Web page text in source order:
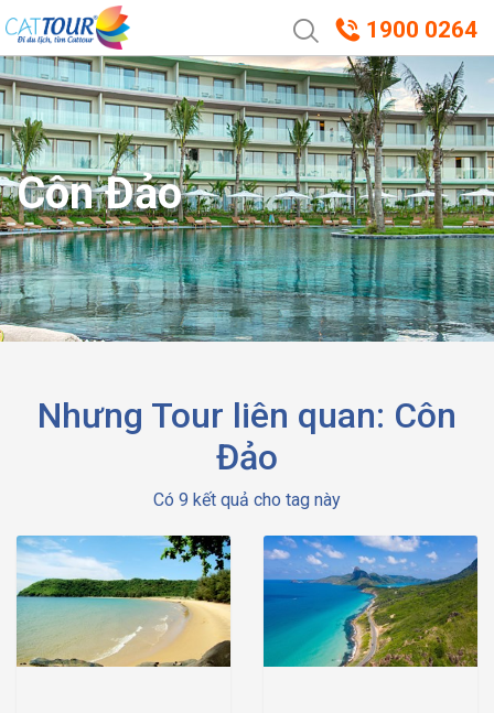
1900 0264
Côn Đảo
Nhưng Tour liên quan: Côn
Đảo
Có 9 kết quả cho tag này